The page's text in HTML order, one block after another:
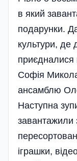
в який
подарунки.
культури, де
приєдналися
Софія
ансамблю
Наступна
завантажили
іграшки,